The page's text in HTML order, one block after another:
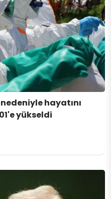
hayatını
yükseldi